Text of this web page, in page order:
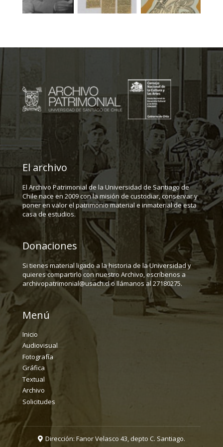
El archivo
El Archivo Patrimonial de la Universidad de Santiago de
Chile nace en 2009 con la misión de custodiar, conservar y
poner en valor el patrimonio material e inmaterial de esta
casa de estudios.
Donaciones
Si tienes material ligado a la historia de la Universidad y
quieres compartirlo con nuestro Archivo, escríbenos a
archivopatrimonial@usach.cl o llámanos al 27180275.
Menú
Inicio
Audiovisual
Fotografía
Gráfica
Textual
Archivo
Solicitudes
Dirección: Fanor Velasco 43, depto C. Santiago.